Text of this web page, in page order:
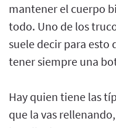
mantener el cuerpo
todo. Uno de los
suele decir para esto
tener siempre una
Hay quien tiene las
que la vas